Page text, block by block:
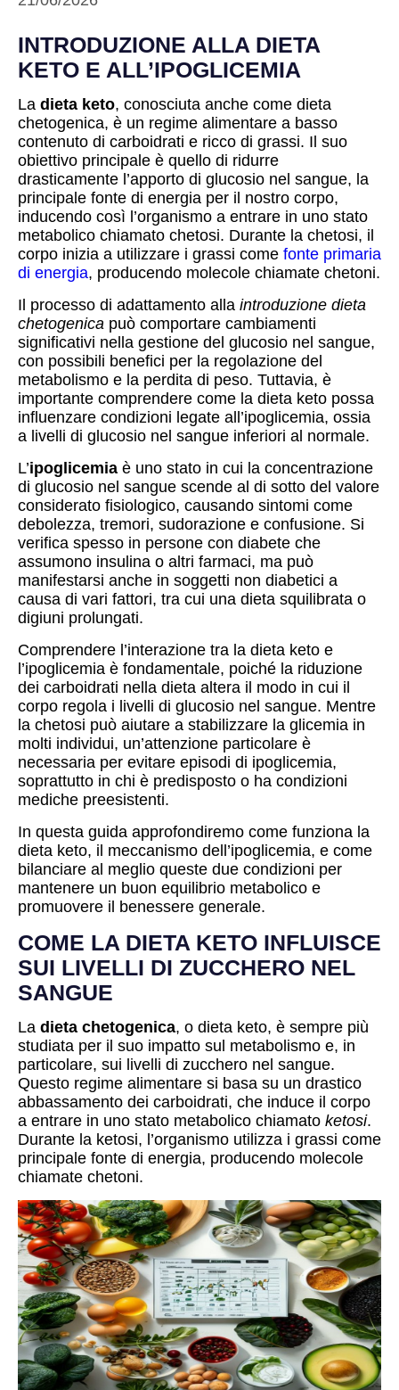
INTRODUZIONE ALLA DIETA
KETO E ALL’IPOGLICEMIA
La dieta keto, conosciuta anche come dieta
chetogenica, è un regime alimentare a basso
contenuto di carboidrati e ricco di grassi. Il suo
obiettivo principale è quello di ridurre
drasticamente l’apporto di glucosio nel sangue, la
principale fonte di energia per il nostro corpo,
inducendo così l’organismo a entrare in uno stato
metabolico chiamato chetosi. Durante la chetosi, il
corpo inizia a utilizzare i grassi come fonte primaria
di energia, producendo molecole chiamate chetoni.
Il processo di adattamento alla introduzione dieta
chetogenica può comportare cambiamenti
significativi nella gestione del glucosio nel sangue,
con possibili benefici per la regolazione del
metabolismo e la perdita di peso. Tuttavia, è
importante comprendere come la dieta keto possa
influenzare condizioni legate all’ipoglicemia, ossia
a livelli di glucosio nel sangue inferiori al normale.
L’ipoglicemia è uno stato in cui la concentrazione
di glucosio nel sangue scende al di sotto del valore
considerato fisiologico, causando sintomi come
debolezza, tremori, sudorazione e confusione. Si
verifica spesso in persone con diabete che
assumono insulina o altri farmaci, ma può
manifestarsi anche in soggetti non diabetici a
causa di vari fattori, tra cui una dieta squilibrata o
digiuni prolungati.
Comprendere l’interazione tra la dieta keto e
l’ipoglicemia è fondamentale, poiché la riduzione
dei carboidrati nella dieta altera il modo in cui il
corpo regola i livelli di glucosio nel sangue. Mentre
la chetosi può aiutare a stabilizzare la glicemia in
molti individui, un’attenzione particolare è
necessaria per evitare episodi di ipoglicemia,
soprattutto in chi è predisposto o ha condizioni
mediche preesistenti.
In questa guida approfondiremo come funziona la
dieta keto, il meccanismo dell’ipoglicemia, e come
bilanciare al meglio queste due condizioni per
mantenere un buon equilibrio metabolico e
promuovere il benessere generale.
COME LA DIETA KETO INFLUISCE
SUI LIVELLI DI ZUCCHERO NEL
SANGUE
La dieta chetogenica, o dieta keto, è sempre più
studiata per il suo impatto sul metabolismo e, in
particolare, sui livelli di zucchero nel sangue.
Questo regime alimentare si basa su un drastico
abbassamento dei carboidrati, che induce il corpo
a entrare in uno stato metabolico chiamato ketosi.
Durante la ketosi, l’organismo utilizza i grassi come
principale fonte di energia, producendo molecole
chiamate chetoni.